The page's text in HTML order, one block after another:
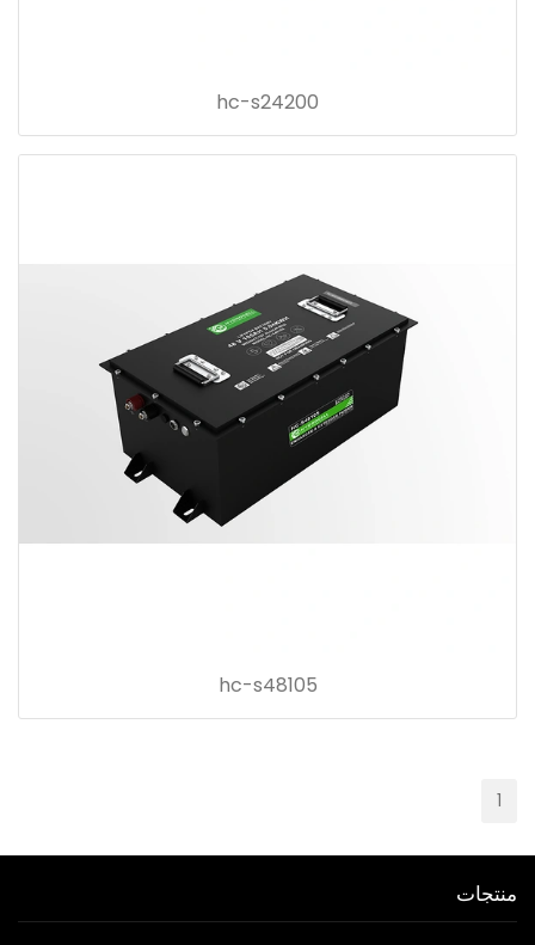
hc-s24200
hc-s48105
1
منتجات